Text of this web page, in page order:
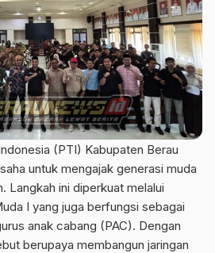
(PTI) Kabupaten Berau
untuk mengajak generasi muda
Langkah ini diperkuat melalui
I yang juga berfungsi sebagai
anak cabang (PAC). Dengan
berupaya membangun jaringan